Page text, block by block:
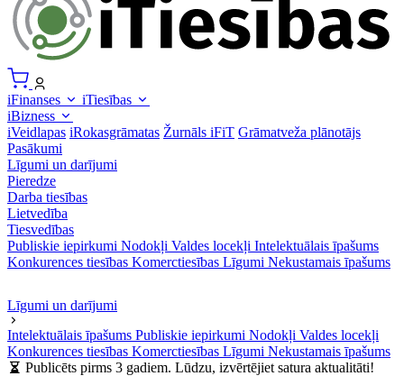
iFinanses
iTiesības
iBizness
iVeidlapas iRokasgrāmatas Žurnāls iFiT Grāmatveža plānotājs
Pasākumi
Līgumi un darījumi
Pieredze
Darba tiesības
Lietvedība
Tiesvedības
Publiskie iepirkumi Nodokļi Valdes locekļi Intelektuālais īpašums
Konkurences tiesības Komerctiesības Līgumi Nekustamais īpašums
Līgumi un darījumi
Intelektuālais īpašums Publiskie iepirkumi Nodokļi Valdes locekļi
Konkurences tiesības Komerctiesības Līgumi Nekustamais īpašums
Publicēts pirms 3 gadiem. Lūdzu, izvērtējiet satura aktualitāti!